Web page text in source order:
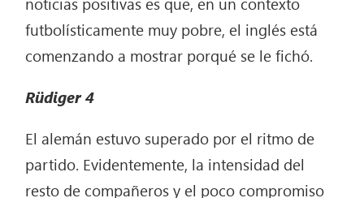
futbolísticamente muy pobre, el inglés está
comenzando a mostrar porqué se le fichó.
Rüdiger4
El alemán estuvo superado por el ritmo de
partido. Evidentemente, la intensidad del
resto de compañeros y el poco compromiso